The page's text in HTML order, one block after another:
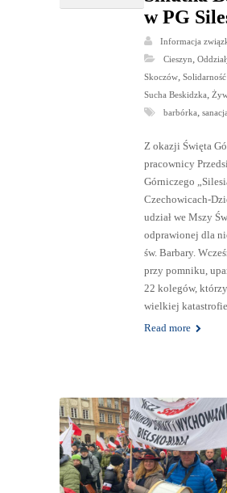
w PG
Informacja
Cieszyn
Skoczów,
Sucha Beskidzka
barbórka sanacja
Z okazji Święta
pracownicy
Górniczego
Czechowicach-
udział we Mszy
odprawionej dla
św. Barbary.
przy pomniku,
22 kolegów,
wielkiej
Read more